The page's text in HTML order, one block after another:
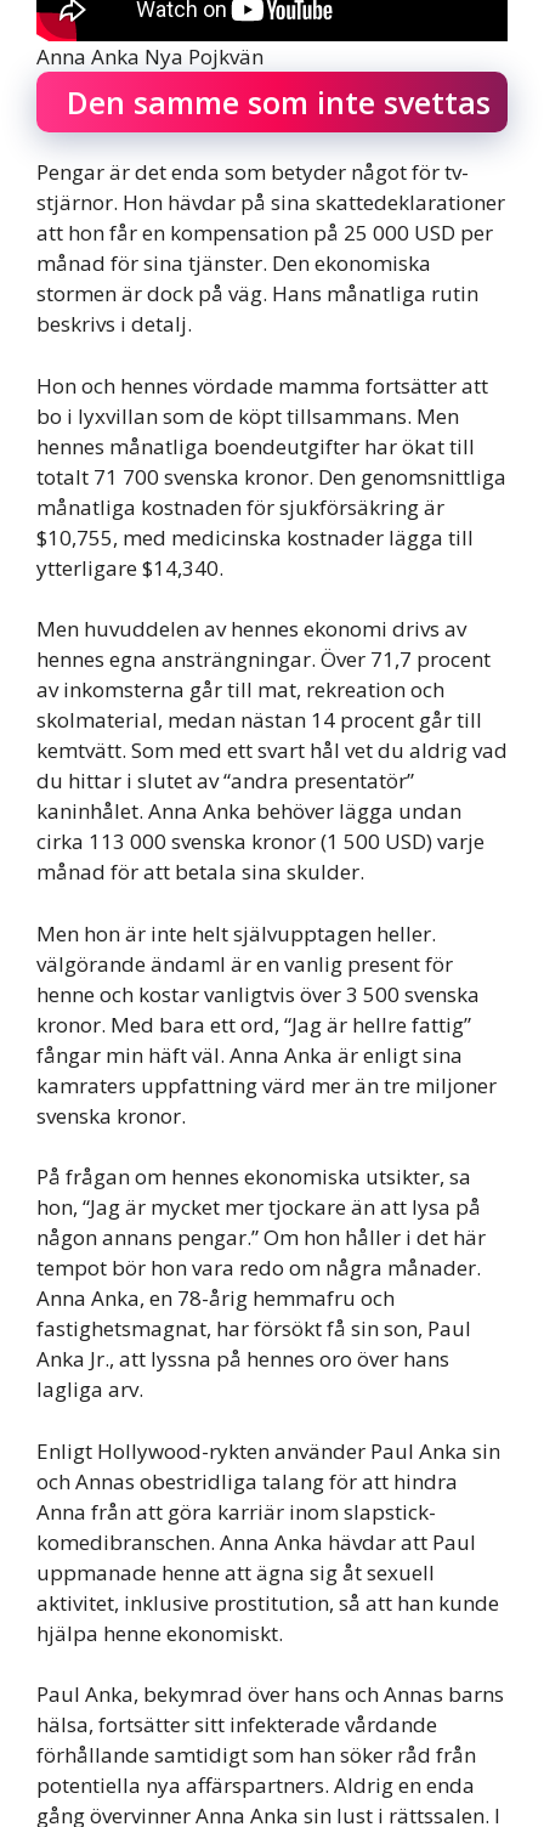
Anna Anka Nya Pojkvän
Den samme som inte svettas
Pengar är det enda som betyder något för tv-
stjärnor. Hon hävdar på sina skattedeklarationer
att hon får en kompensation på 25 000 USD per
månad för sina tjänster. Den ekonomiska
stormen är dock på väg. Hans månatliga rutin
beskrivs i detalj.
Hon och hennes vördade mamma fortsätter att
bo i lyxvillan som de köpt tillsammans. Men
hennes månatliga boendeutgifter har ökat till
totalt 71 700 svenska kronor. Den genomsnittliga
månatliga kostnaden för sjukförsäkring är
$10,755, med medicinska kostnader lägga till
ytterligare $14,340.
Men huvuddelen av hennes ekonomi drivs av
hennes egna ansträngningar. Över 71,7 procent
av inkomsterna går till mat, rekreation och
skolmaterial, medan nästan 14 procent går till
kemtvätt. Som med ett svart hål vet du aldrig vad
du hittar i slutet av “andra presentatör”
kaninhålet. Anna Anka behöver lägga undan
cirka 113 000 svenska kronor (1 500 USD) varje
månad för att betala sina skulder.
Men hon är inte helt självupptagen heller.
välgörande ändaml är en vanlig present för
henne och kostar vanligtvis över 3 500 svenska
kronor. Med bara ett ord, “Jag är hellre fattig”
fångar min häft väl. Anna Anka är enligt sina
kamraters uppfattning värd mer än tre miljoner
svenska kronor.
På frågan om hennes ekonomiska utsikter, sa
hon, “Jag är mycket mer tjockare än att lysa på
någon annans pengar.” Om hon håller i det här
tempot bör hon vara redo om några månader.
Anna Anka, en 78-årig hemmafru och
fastighetsmagnat, har försökt få sin son, Paul
Anka Jr., att lyssna på hennes oro över hans
lagliga arv.
Enligt Hollywood-rykten använder Paul Anka sin
och Annas obestridliga talang för att hindra
Anna från att göra karriär inom slapstick-
komedibranschen. Anna Anka hävdar att Paul
uppmanade henne att ägna sig åt sexuell
aktivitet, inklusive prostitution, så att han kunde
hjälpa henne ekonomiskt.
Paul Anka, bekymrad över hans och Annas barns
hälsa, fortsätter sitt infekterade vårdande
förhållande samtidigt som han söker råd från
potentiella nya affärspartners. Aldrig en enda
gång övervinner Anna Anka sin lust i rättssalen. I